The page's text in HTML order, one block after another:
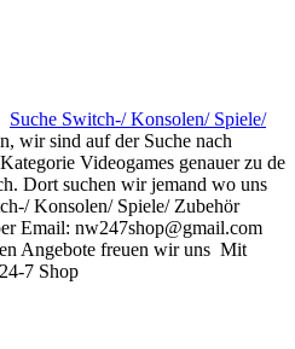
Suche Switch-/ Konsolen/ Spiele/
wir sind auf der Suche nach
Videogames genauer zu de
Dort suchen wir jemand wo uns
Konsolen/ Spiele/ Zubehör
Email: nw247shop@gmail.com
Angebote freuen wir uns Mit
7 Shop